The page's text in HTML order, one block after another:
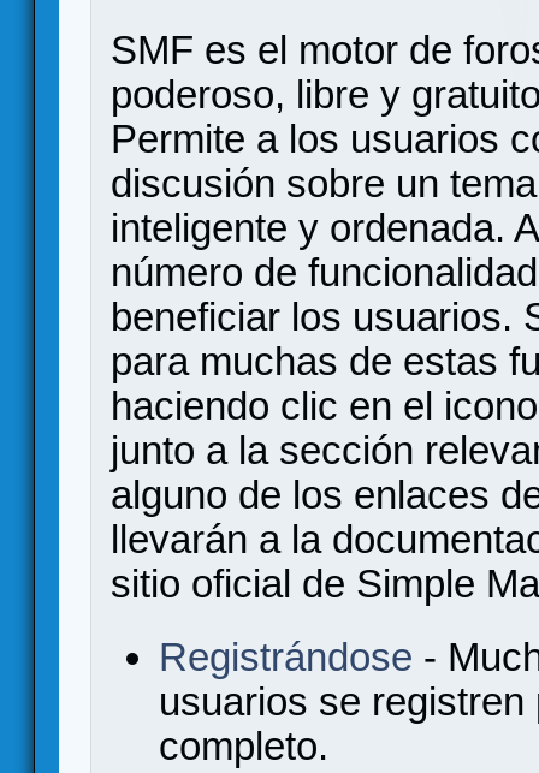
SMF es el motor de
poderoso, libre y
Permite a los usuarios
discusión sobre un
inteligente y ordenada.
número de
beneficiar los usuarios.
para muchas de estas
haciendo clic en el
junto a la sección
alguno de los enlaces
llevarán a la
sitio oficial de Simple
Registrándose -
usuarios se
completo.